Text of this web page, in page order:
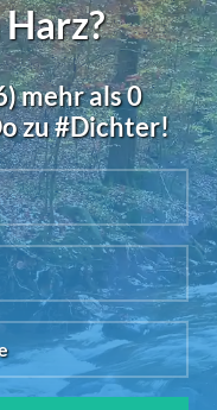
mehr als 0
zu #Dichter!